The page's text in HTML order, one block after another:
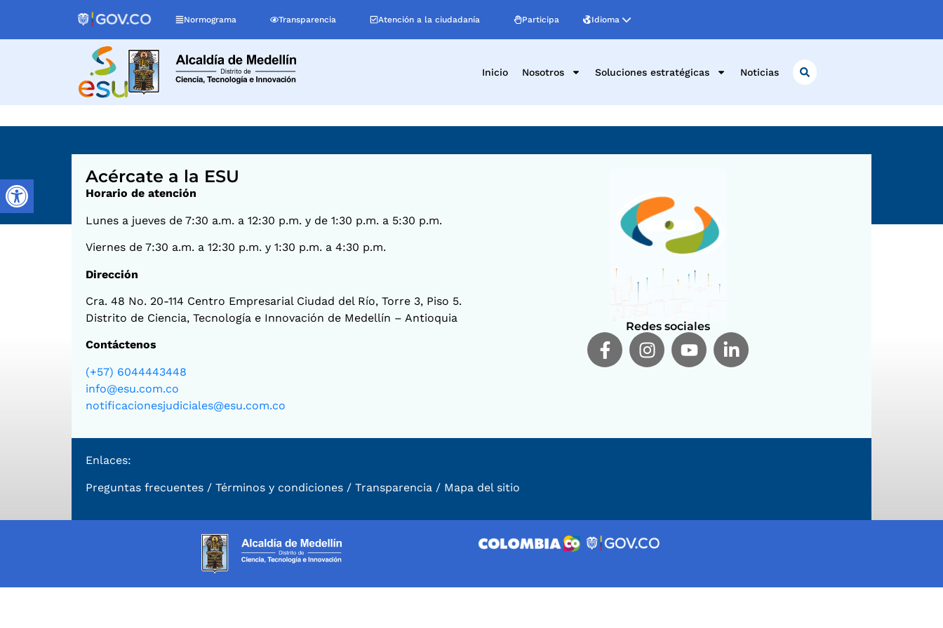
Normograma Transparencia Atención a la ciudadanía Participa Idioma
Inicio Nosotros Soluciones estratégicas Noticias
Acércate a la ESU
Horario de atención
Lunes a jueves de 7:30 a.m. a 12:30 p.m. y de 1:30 p.m. a 5:30 p.m.
Viernes de 7:30 a.m. a 12:30 p.m. y 1:30 p.m. a 4:30 p.m.
Dirección
Cra. 48 No. 20-114 Centro Empresarial Ciudad del Río, Torre 3, Piso 5.
Distrito de Ciencia, Tecnología e Innovación de Medellín – Antioquia
Contáctenos
(+57) 6044443448
info@esu.com.co
notificacionesjudiciales@esu.com.co
Redes sociales
Enlaces:
Preguntas frecuentes / Términos y condiciones / Transparencia / Mapa del sitio